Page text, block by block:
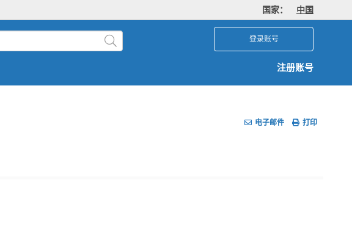
国家： 中国
登录账号
注册账号
电子邮件 打印